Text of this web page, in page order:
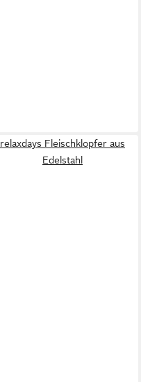
relaxdays Fleischklopfer aus
Edelstahl